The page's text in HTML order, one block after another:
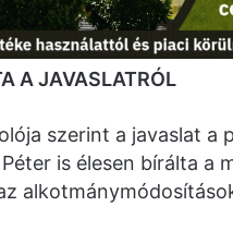
A JAVASLATRÓL
szerint a javaslat a
is élesen bírálta a